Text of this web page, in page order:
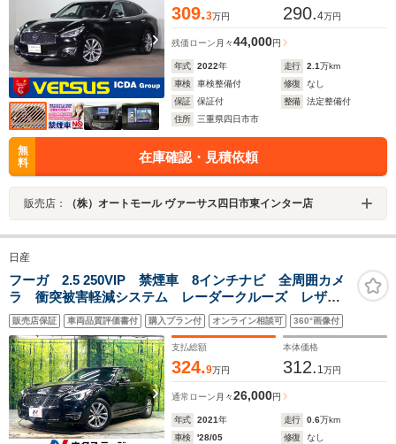
309.3万円 290.4万円
残価ローン 月々44,000円
年式 2022年 走行 2.1万km
車検
車検整備付 修復
なし
保証
保証付 整備
法定整備付
住所
三重県四日市市
無
料
在庫確認・見積依頼
販売店： （株）オートモール ヴァーサス四日市東インター店
日産
フーガ 2.5 250VIP 禁煙車 8インチナビ 全周囲カメ
ラ 衝突被害軽減システム レーダークルーズ レザー
シート 前席シートヒーター ドラレコ コーナーセン
サー LEDヘッド ビルトインETC 純正18インチアル
ミ
販売店保証 車両品質評価書付 購入プラン付 オンライン相談可 360°画像付
支払総額
324.9万円
本体価格
312. 1万円
通常ローン 月々26,000円
年式 2021年 走行 0.6万km
車検
'28/05 修復
なし